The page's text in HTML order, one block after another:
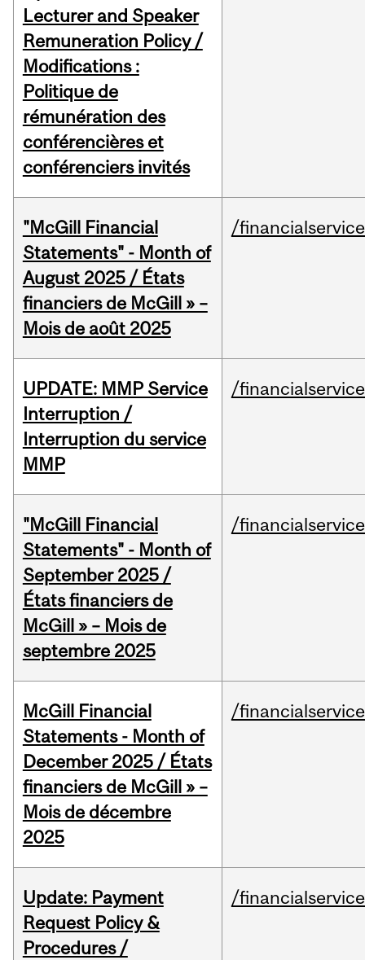
Lecturer and Speaker
Remuneration Policy /
Modifications :
Politique de
rémunération des
conférencières et
conférenciers invités
"McGill Financial
Statements" - Month of
August 2025 / États
financiers de McGill » –
Mois de août 2025
/
UPDATE: MMP Service
Interruption /
Interruption du service
MMP
/
"McGill Financial
Statements" - Month of
September 2025 /
États financiers de
McGill » – Mois de
septembre 2025
/
McGill Financial
Statements - Month of
December 2025 / États
financiers de McGill » –
Mois de décembre
2025
/
Update: Payment
Request Policy &
Procedures /
/